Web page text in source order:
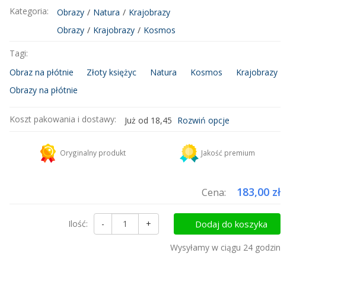
Kategoria: Obrazy / Natura / Krajobrazy
Obrazy / Krajobrazy / Kosmos
Tagi:
Obraz na płótnie
Złoty księżyc Natura Kosmos
Krajobrazy
Obrazy na płótnie
Koszt pakowania i dostawy: Już od 18,45 Rozwiń opcje
Kurier DHL
Dodaj więcej produktów do koszyka i zapłać za wysyłkę tylko raz!
Oryginalny produkt Jakość premium
Cena: 183,00 zł
Dodaj do koszyka
Ilość: - +
Wysyłamy w ciągu 24 godzin